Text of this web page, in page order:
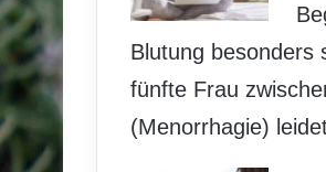
Blutung besonders
fünfte Frau
(Menorrhagie)